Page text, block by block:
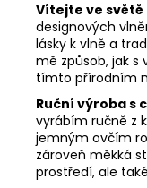
Vítejte ve světě
designových
lásky k vlně a
mě způsob, jak s
tímto přírodním
Ruční výroba s
vyrábím ručně z
jemným ovčím
zároveň měkká
prostředí, ale